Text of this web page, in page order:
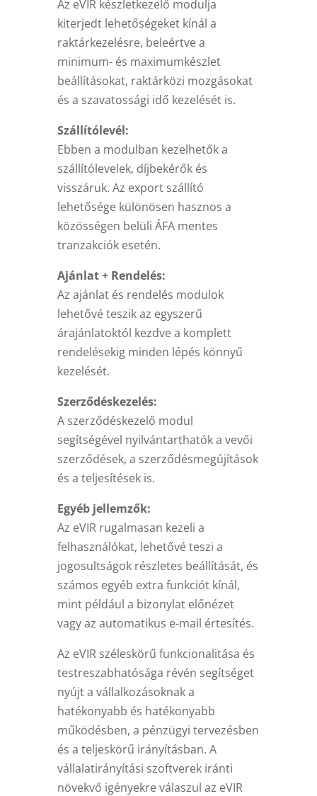
Az eVIR készletkezelő modulja
kiterjedt lehetőségeket kínál a
raktárkezelésre, beleértve a
minimum- és maximumkészlet
beállításokat, raktárközi mozgásokat
és a szavatossági idő kezelését is.
Szállítólevél:
Ebben a modulban kezelhetők a
szállítólevelek, díjbekérők és
visszáruk. Az export szállító
lehetősége különösen hasznos a
közösségen belüli ÁFA mentes
tranzakciók esetén.
Ajánlat + Rendelés:
Az ajánlat és rendelés modulok
lehetővé teszik az egyszerű
árajánlatoktól kezdve a komplett
rendelésekig minden lépés könnyű
kezelését.
Szerződéskezelés:
A szerződéskezelő modul
segítségével nyilvántarthatók a vevői
szerződések, a szerződésmegújítások
és a teljesítések is.
Egyéb jellemzők:
Az eVIR rugalmasan kezeli a
felhasználókat, lehetővé teszi a
jogosultságok részletes beállítását, és
számos egyéb extra funkciót kínál,
mint például a bizonylat előnézet
vagy az automatikus e-mail értesítés.
Az eVIR széleskörű funkcionalitása és
testreszabhatósága révén segítséget
nyújt a vállalkozásoknak a
hatékonyabb és hatékonyabb
működésben, a pénzügyi tervezésben
és a teljeskörű irányításban. A
vállalatirányítási szoftverek iránti
növekvő igényekre válaszul az eVIR